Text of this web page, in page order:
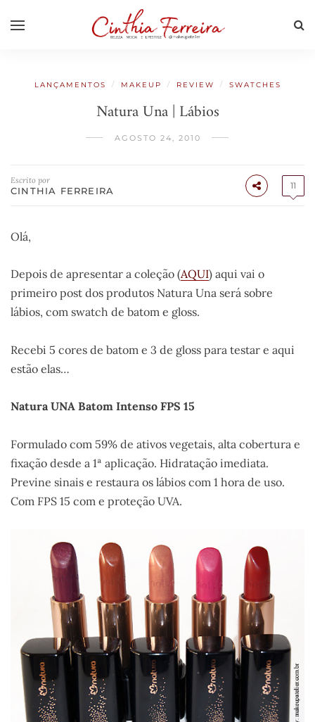
LANÇAMENTOS / MAKEUP / REVIEW / SWATCHES
Natura Una | Lábios
AGOSTO 24, 2010
Escrito por
CINTHIA FERREIRA 11
Olá,
Depois de apresentar a coleção (AQUI) aqui vai o
primeiro post dos produtos Natura Una será sobre
lábios, com swatch de batom e gloss.
Recebi 5 cores de batom e 3 de gloss para testar e aqui
estão elas…
Natura UNA Batom Intenso FPS 15
Formulado com 59% de ativos vegetais, alta cobertura e
fixação desde a 1ª aplicação. Hidratação imediata.
Previne sinais e restaura os lábios com 1 hora de uso.
Com FPS 15 com e proteção UVA.